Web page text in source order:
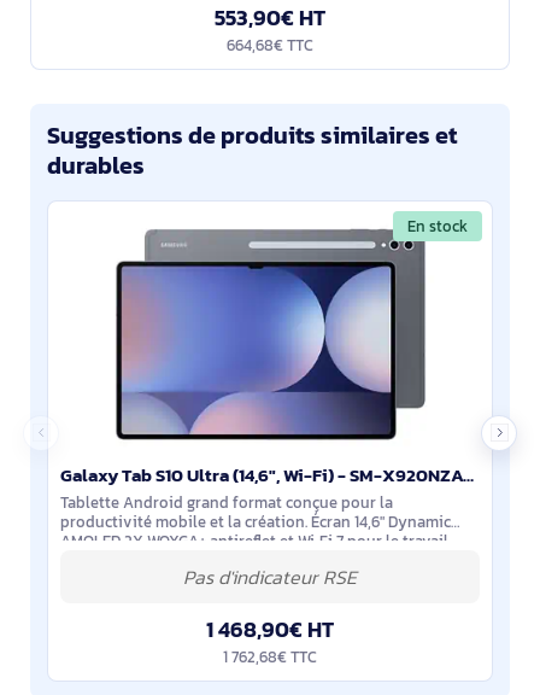
553,90€ HT
664,68€ TTC
Suggestions de produits similaires et
durables
En stock
Galaxy Tab S10 Ultra (14,6", Wi-Fi) - SM-X920NZATEUB
Tablette Android grand format conçue pour la
productivité mobile et la création. Écran 14,6" Dynamic
AMOLED 2X WQXGA+ antireflet et Wi‑Fi 7 pour le travail
1 468,90€ HT
1 762,68€ TTC